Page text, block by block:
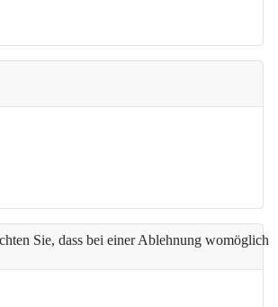
Sie, dass bei einer Ablehnung womöglich